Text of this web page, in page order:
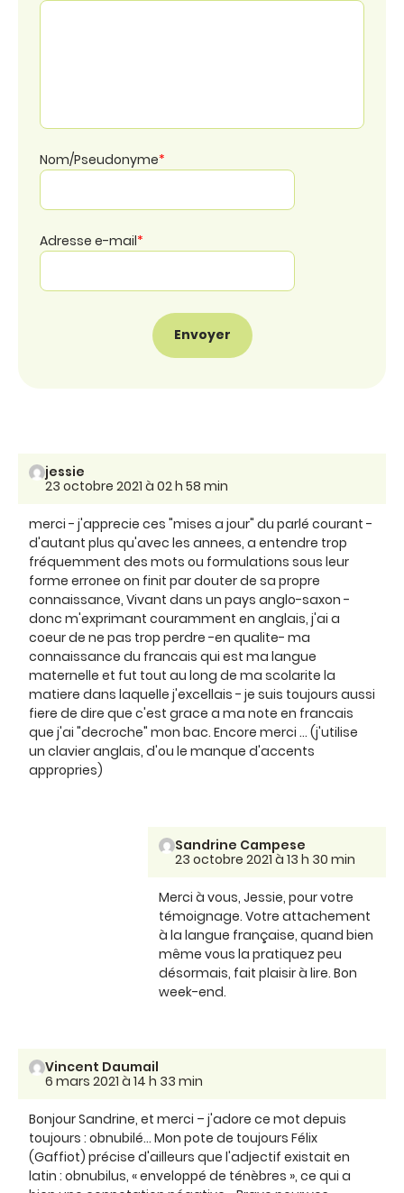
Nom/Pseudonyme*
Adresse e-mail*
jessie
23 octobre 2021 à 02 h 58 min
merci - j'apprecie ces "mises a jour" du parlé courant -
d'autant plus qu'avec les annees, a entendre trop
fréquemment des mots ou formulations sous leur
forme erronee on finit par douter de sa propre
connaissance, Vivant dans un pays anglo-saxon -
donc m'exprimant couramment en anglais, j'ai a
coeur de ne pas trop perdre -en qualite- ma
connaissance du francais qui est ma langue
maternelle et fut tout au long de ma scolarite la
matiere dans laquelle j'excellais - je suis toujours aussi
fiere de dire que c'est grace a ma note en francais
que j'ai "decroche" mon bac. Encore merci ... (j'utilise
un clavier anglais, d'ou le manque d'accents
appropries)
Sandrine Campese
23 octobre 2021 à 13 h 30 min
Merci à vous, Jessie, pour votre
témoignage. Votre attachement
à la langue française, quand bien
même vous la pratiquez peu
désormais, fait plaisir à lire. Bon
week-end.
Vincent Daumail
6 mars 2021 à 14 h 33 min
Bonjour Sandrine, et merci – j'adore ce mot depuis
toujours : obnubilé… Mon pote de toujours Félix
(Gaffiot) précise d'ailleurs que l'adjectif existait en
latin : obnubilus, « enveloppé de ténèbres », ce qui a